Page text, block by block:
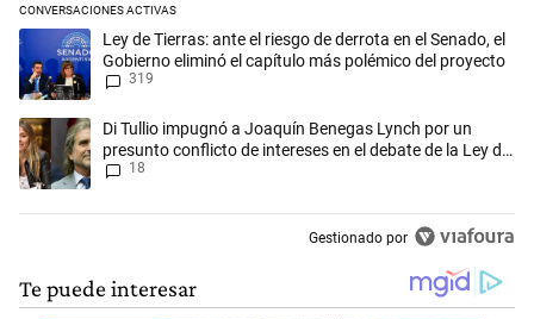
CONVERSACIONES ACTIVAS
Este listado muestra los artículos con más comentarios en los
Un artículo de tendencia con el título "Ley de Tierras: ante el riesgo
Ley de Tierras: ante el riesgo de derrota en el Senado, el
Gobierno eliminó el capítulo más polémico del proyecto
319
Un artículo de tendencia con el título "Di Tullio impugnó a Joaquín
Di Tullio impugnó a Joaquín Benegas Lynch por un
presunto conflicto de intereses en el debate de la Ley de
Tierras
18
Gestionado por